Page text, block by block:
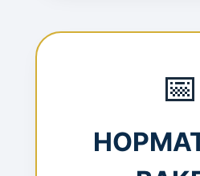
📅